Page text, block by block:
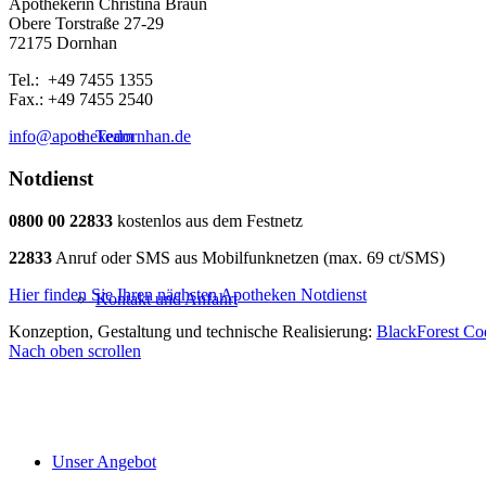
Team
Kontakt und Anfahrt
Unser Angebot
Apothekerin Christina Braun
Obere Torstraße 27-29
72175 Dornhan
Tel.: +49 7455 1355
Fax.: +49 7455 2540
info@apothekedornhan.de
Notdienst
0800 00 22833 kostenlos aus dem Festnetz
22833 Anruf oder SMS aus Mobilfunknetzen (max. 69 ct/SMS)
Hier finden Sie Ihren nächsten Apotheken Notdienst
Konzeption, Gestaltung und technische Realisierung: BlackForest
Nach oben scrollen